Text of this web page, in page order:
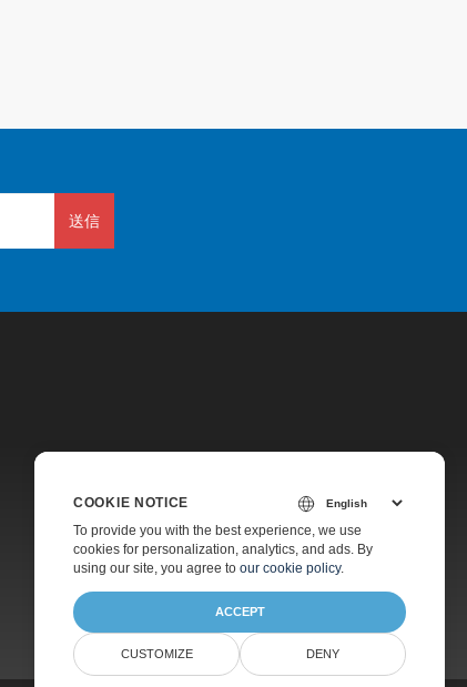
送信
価格
無料コンサルティング
ウェブサイト
COOKIE NOTICE
To provide you with the best experience, we use
cookies for personalization, analytics, and ads. By
using our site, you agree to our cookie policy.
ACCEPT
CUSTOMIZE DENY